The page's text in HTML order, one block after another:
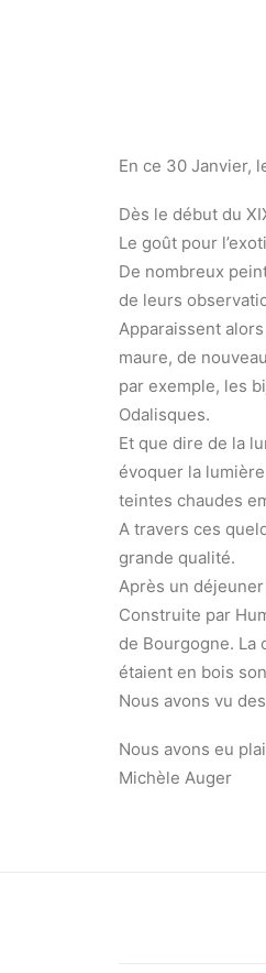
En ce 30 Janvier,
Dès le début du
Le goût pour
De nombreux
de leurs
Apparaissent
maure, de
par exemple, les
Odalisques.
Et que dire de la
évoquer la
teintes chaudes
A travers ces
grande qualité.
Après un
Construite par
de Bourgogne. La
étaient en bois
Nous avons vu
Nous avons eu
Michèle Auger